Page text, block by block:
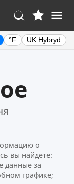
°F UK Hybryd
о
вы найдете:
данные за
графике;